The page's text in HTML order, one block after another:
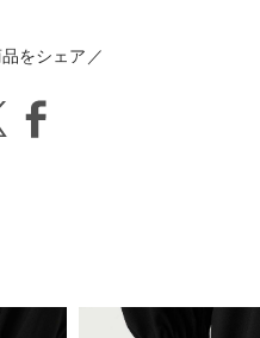
をシェア／